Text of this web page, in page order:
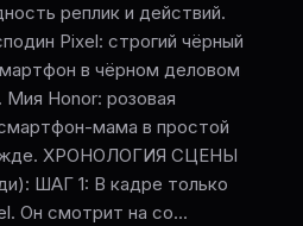
реплик и действий.
Pixel: строгий чёрный
в чёрном деловом
Honor: розовая
мама в простой
ХРОНОЛОГИЯ СЦЕНЫ
ШАГ 1: В кадре только
Он смотрит на со...